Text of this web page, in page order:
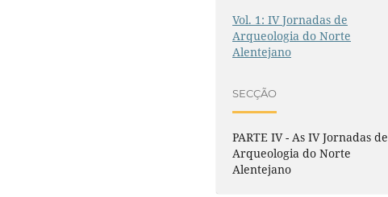
Vol. 1: IV Jornadas de
Arqueologia do Norte
Alentejano
SECÇÃO
PARTE IV - As IV Jornadas de
Arqueologia do Norte
Alentejano